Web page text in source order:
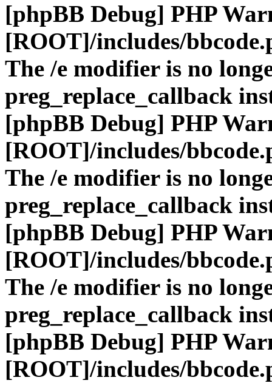
[phpBB Debug] PHP
[ROOT]/includes/
The /e modifier is no
preg_replace_callback
[phpBB Debug] PHP
[ROOT]/includes/
The /e modifier is no
preg_replace_callback
[phpBB Debug] PHP
[ROOT]/includes/
The /e modifier is no
preg_replace_callback
[phpBB Debug] PHP
[ROOT]/includes/